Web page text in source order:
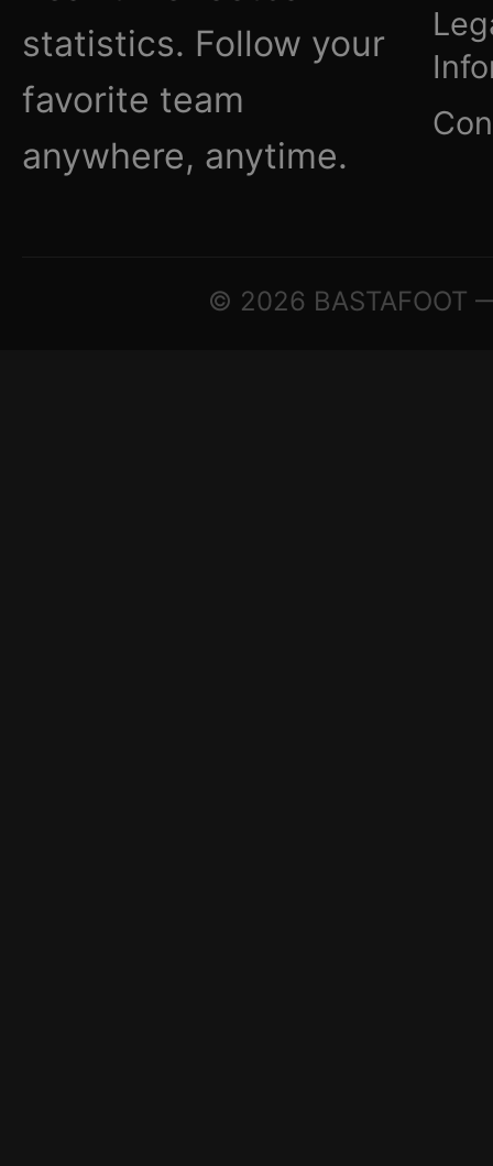
statistics. Follow your
favorite team
anywhere, anytime.
© 2026